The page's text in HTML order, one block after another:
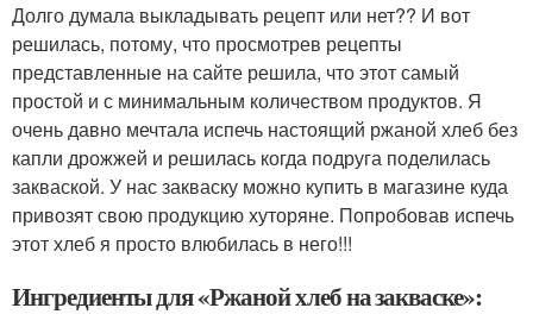
Долго думала выкладывать рецепт или нет?? И вот
решилась, потому, что просмотрев рецепты
представленные на сайте решила, что этот самый
простой и с минимальным количеством продуктов. Я
очень давно мечтала испечь настоящий ржаной хлеб без
капли дрожжей и решилась когда подруга поделилась
закваской. У нас закваску можно купить в магазине куда
привозят свою продукцию хуторяне. Попробовав испечь
этот хлеб я просто влюбилась в него!!!
Ингредиенты для «Ржаной хлеб на закваске»: